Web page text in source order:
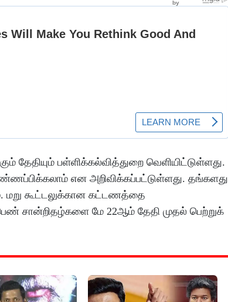
தேதியும் பள்ளிக்கல்வித்துறை வெளியிட்டுள்ளது.
என அறிவிக்கப்பட்டுள்ளது. தங்களது
மறு கூட்டலுக்கான கட்டணத்தை
சான்றிதழ்களை மே 22ஆம் தேதி முதல் பெற்றுக்